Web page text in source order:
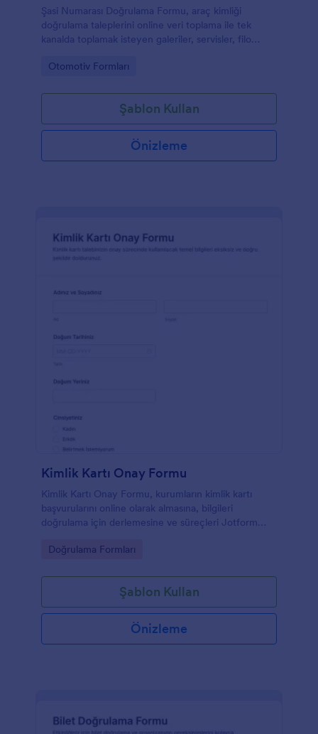
Şasi Numarası Doğrulama Formu, araç kimliği
doğrulama taleplerini online veri toplama ile tek
kanalda toplamak isteyen galeriler, servisler, filo
Go to Category:
Otomotiv Formları
Şablon Kullan
Önizleme
Kimlik Kartı Onay Formu
Kimlik Kartı Onay Formu, kurumların kimlik kartı
başvurularını online olarak almasına, bilgileri
doğrulama için derlemesine ve süreçleri Jotform
Go to Category:
Doğrulama Formları
Şablon Kullan
Önizleme